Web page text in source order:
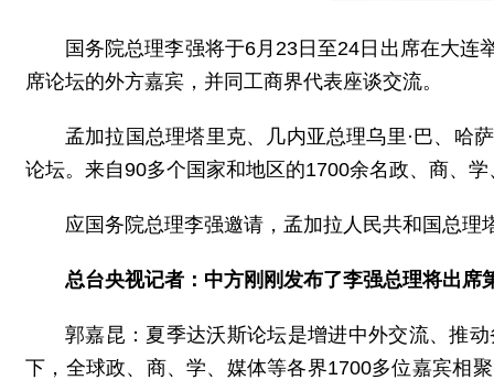
国务院总理李强将于6月23日至24日出席在大
席论坛的外方嘉宾，并同工商界代表座谈交流。
孟加拉国总理塔里克、几内亚总理乌里·巴、哈
论坛。来自90多个国家和地区的1700余名政、商、
应国务院总理李强邀请，孟加拉人民共和国总
总台央视记者：中方刚刚发布了李强总理将出
郭嘉昆：夏季达沃斯论坛是增进中外交流、推
下，全球政、商、学、媒体等各界1700多位嘉宾相